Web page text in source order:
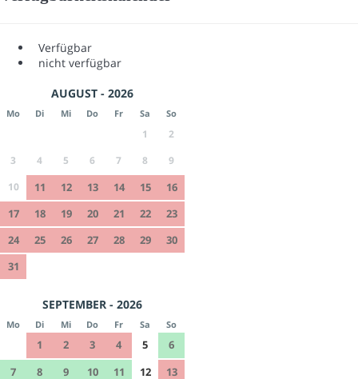
Verfügbar
nicht verfügbar
AUGUST - 2026
Mo Di Mi Do Fr Sa So
1
2
3
4 5 6 7 8
9
10
11 12 13 14 15
16
17
18 19 20 21 22
23
24
25 26 27 28 29
30
31
SEPTEMBER - 2026
Mo Di Mi Do Fr Sa So
1 2 3 4 5
6
7
8 9 10 11 12
13